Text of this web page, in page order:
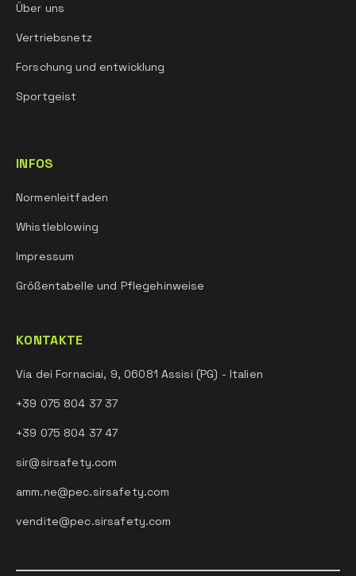
Über uns
Vertriebsnetz
Forschung und entwicklung
Sportgeist
INFOS
Normenleitfaden
Whistleblowing
Impressum
Größentabelle und Pflegehinweise
KONTAKTE
Via dei Fornaciai, 9, 06081 Assisi (PG) - Italien
+39 075 804 37 37
+39 075 804 37 47
sir@sirsafety.com
amm.ne@pec.sirsafety.com
vendite@pec.sirsafety.com